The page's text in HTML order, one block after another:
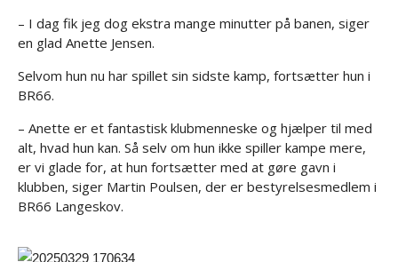
– I dag fik jeg dog ekstra mange minutter på banen, siger
en glad Anette Jensen.
Selvom hun nu har spillet sin sidste kamp, fortsætter hun i
BR66.
– Anette er et fantastisk klubmenneske og hjælper til med
alt, hvad hun kan. Så selv om hun ikke spiller kampe mere,
er vi glade for, at hun fortsætter med at gøre gavn i
klubben, siger Martin Poulsen, der er bestyrelsesmedlem i
BR66 Langeskov.